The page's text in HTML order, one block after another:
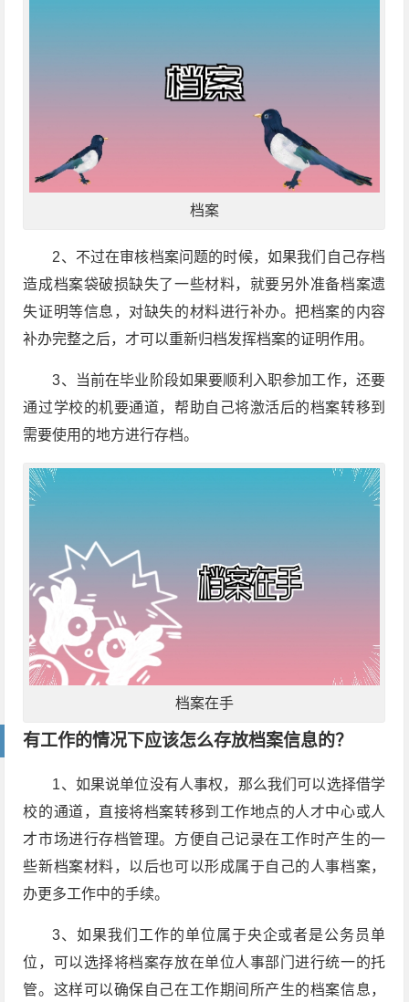
档案
2、不过在审核档案问题的时候，如果我们自己存档
造成档案袋破损缺失了一些材料，就要另外准备档案遗
失证明等信息，对缺失的材料进行补办。把档案的内容
补办完整之后，才可以重新归档发挥档案的证明作用。
3、当前在毕业阶段如果要顺利入职参加工作，还要
通过学校的机要通道，帮助自己将激活后的档案转移到
需要使用的地方进行存档。
档案在手
有工作的情况下应该怎么存放档案信息的？
1、如果说单位没有人事权，那么我们可以选择借学
校的通道，直接将档案转移到工作地点的人才中心或人
才市场进行存档管理。方便自己记录在工作时产生的一
些新档案材料，以后也可以形成属于自己的人事档案，
办更多工作中的手续。
3、如果我们工作的单位属于央企或者是公务员单
位，可以选择将档案存放在单位人事部门进行统一的托
管。这样可以确保自己在工作期间所产生的档案信息，